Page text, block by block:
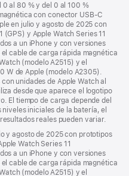
0 al 80 % y del 0 al 100 %
con conector USB‑C
en julio y agosto de 2025 con
(GPS) y Apple Watch Series 11
a un iPhone y con versiones
cable de carga rápida magnética
(modelo A2515) y el
W de Apple (modelo A2305).
unidades de Apple Watch al
desde que aparece el logotipo
El tiempo de carga depende del
iniciales de la batería, el
reales pueden variar.
y agosto de 2025 con prototipos
Watch Series 11
a un iPhone y con versiones
cable de carga rápida magnética
(modelo A2515) y el